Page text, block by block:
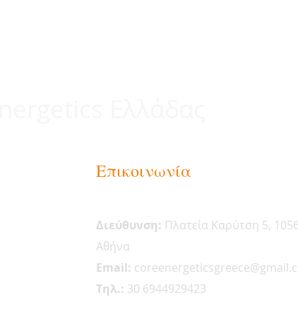
Επικοινωνία
Διεύθυνση: Πλατεία Καρύτση 5,
Αθήνα
Email:
Tηλ.: 30 6944929423